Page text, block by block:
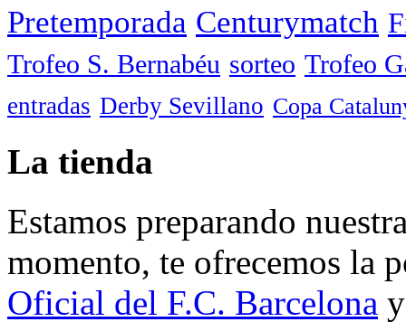
Pretemporada Centurymatch
Trofeo S. Bernabéu sorteo Trofeo
entradas Derby Sevillano Copa
La tienda
Estamos preparando
momento, te ofrecemos la
Oficial del F.C. Barcelona